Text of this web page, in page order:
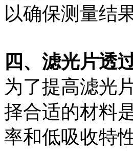
以确保测量结
四、滤光片透
为了提高滤光
择合适的材料
率和低吸收特